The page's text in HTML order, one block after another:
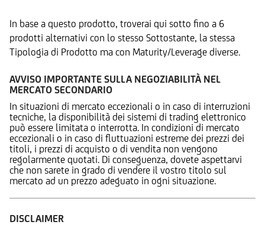
In base a questo prodotto, troverai qui sotto fino a 6
prodotti alternativi con lo stesso Sottostante, la stessa
Tipologia di Prodotto ma con Maturity/Leverage diverse.
AVVISO IMPORTANTE SULLA NEGOZIABILITÀ NEL
MERCATO SECONDARIO
In situazioni di mercato eccezionali o in caso di interruzioni
tecniche, la disponibilità dei sistemi di trading elettronico
può essere limitata o interrotta. In condizioni di mercato
eccezionali o in caso di fluttuazioni estreme dei prezzi dei
titoli, i prezzi di acquisto o di vendita non vengono
regolarmente quotati. Di conseguenza, dovete aspettarvi
che non sarete in grado di vendere il vostro titolo sul
mercato ad un prezzo adeguato in ogni situazione.
DISCLAIMER